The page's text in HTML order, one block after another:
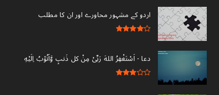
اردو کے مشہور محاورے اور ان کا مطلب
دعا - ‎اَسْتَغْفِرُ اللهَ رَبِّىْ مِنْ کل ذَنبٍ وَّاَتُوْبُ اِلَيْهِ